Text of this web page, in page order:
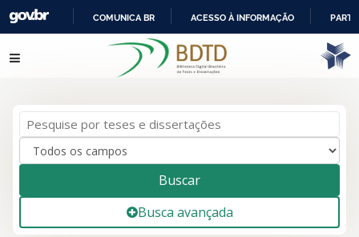
IR
PARA
COMUNICA BR ACESSO À INFORMAÇÃO
Mostrando resultados de 1para a busca ' Seibel, Erni Jose
Pular para o conteúdo
Buscar
Busca avançada